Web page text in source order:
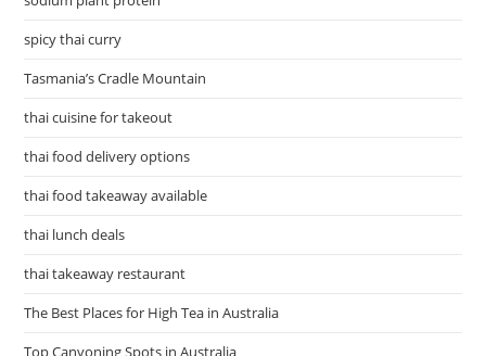
spicy thai curry
Tasmania’s Cradle Mountain
thai cuisine for takeout
thai food delivery options
thai food takeaway available
thai lunch deals
thai takeaway restaurant
The Best Places for High Tea in Australia
Top Canyoning Spots in Australia